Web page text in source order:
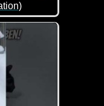
- Sport ist Mord :-)